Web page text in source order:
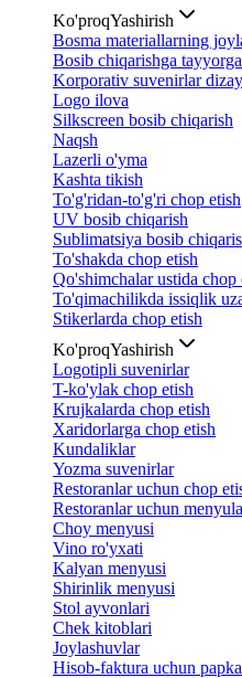
Ko'proqYashirish
Bosma materiallarning
Bosib chiqarishga
Korporativ suvenirlar
Logo ilova
Silkscreen bosib chiqarish
Naqsh
Lazerli o'yma
Kashta tikish
To'g'ridan-to'g'ri chop etish
UV bosib chiqarish
Sublimatsiya bosib
To'shakda chop etish
Qo'shimchalar ustida chop
To'qimachilikda issiqlik
Stikerlarda chop etish
Ko'proqYashirish
Logotipli suvenirlar
T-ko'ylak chop etish
Krujkalarda chop etish
Xaridorlarga chop etish
Kundaliklar
Yozma suvenirlar
Restoranlar uchun chop
Restoranlar uchun
Choy menyusi
Vino ro'yxati
Kalyan menyusi
Shirinlik menyusi
Stol ayvonlari
Chek kitoblari
Joylashuvlar
Hisob-faktura uchun